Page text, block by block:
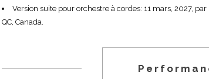
Version suite pour orchestre à cordes: 11 mars, 2027, par
QC, Canada.